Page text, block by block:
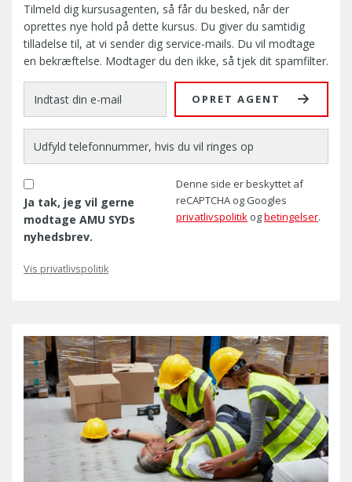
Tilmeld dig kursusagenten, så får du besked, når der
oprettes nye hold på dette kursus. Du giver du samtidig
tilladelse til, at vi sender dig service-mails. Du vil modtage
en bekræftelse. Modtager du den ikke, så tjek dit spamfilter.
OPRET AGENT
Ja tak, jeg vil gerne
modtage AMU SYDs
nyhedsbrev.
Denne side er beskyttet af
reCAPTCHA og Googles
privatlivspolitik ogbetingelser.
Vis privatlivspolitik